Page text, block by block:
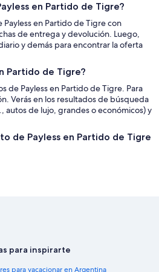
en Partido de Tigre?
en Partido de Tigre con
de entrega y devolución. Luego,
y demás para encontrar la oferta
Partido de Tigre?
de Payless en Partido de Tigre. Para
Verás en los resultados de búsqueda
de lujo, grandes o económicos) y
de Payless en Partido de Tigre
para inspirarte
para vacacionar en Argentina